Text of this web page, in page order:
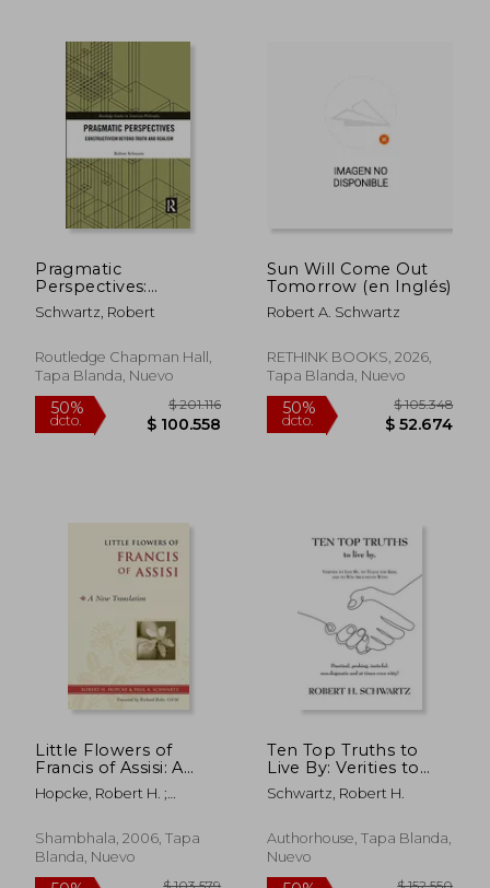
$ 256.727
Pragmatic
Perspectives:
Constructivism
Beyond Truth and
Schwartz, Robert
Routledge Chapman Hall,
Tapa Blanda, Nuevo
Sun Will Come Out
Tomorrow (en Inglés)
Robert A. Schwartz
RETHINK BOOKS, 2026,
Tapa Blanda, Nuevo
Little Flowers of
Francis of Assisi: A
new Translation (en
Inglés)
Hopcke, Robert H. ;
Shambhala, 2006, Tapa
Blanda, Nuevo
Ten Top Truths to
Live By: Verities to
Live By, to Teach the
Kids, and to Win
Inglés)
Schwartz, Robert H.
Authorhouse, Tapa Blanda,
Nuevo